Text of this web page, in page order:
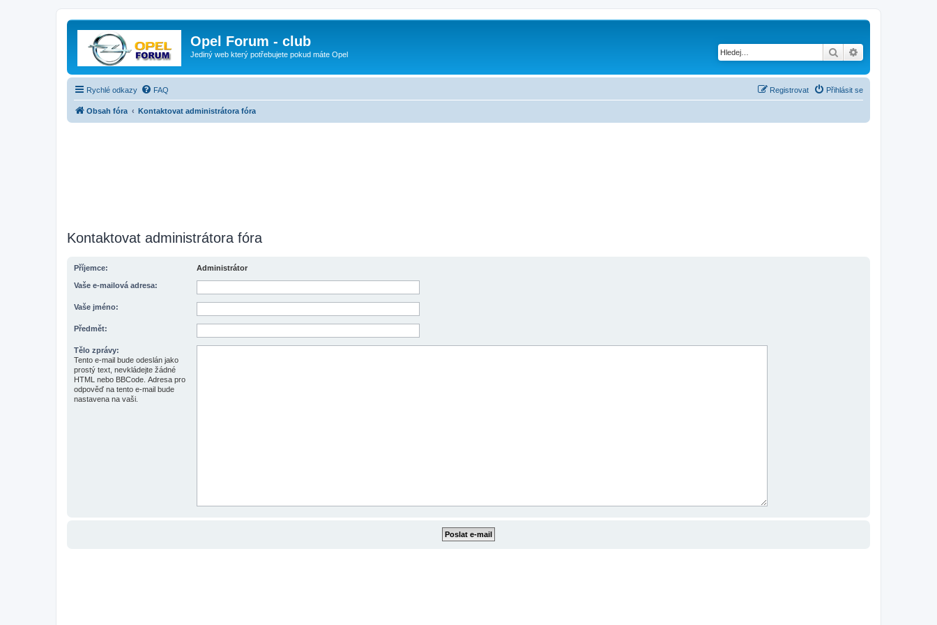
Opel Forum - club
Jediný web který potřebujete pokud máte Opel Hledat
Rychlé odkazy FAQ Přihlásit se
Registrovat
Obsah fóra Kontaktovat administrátora fóra
Kontaktovat administrátora fóra
Příjemce: Administrátor
Vaše e-mailová adresa:
Vaše jméno:
Předmět:
Tělo zprávy:
Tento e-mail bude odeslán jako
prostý text, nevkládejte žádné
HTML nebo BBCode. Adresa pro
odpověď na tento e-mail bude
nastavena na vaši.